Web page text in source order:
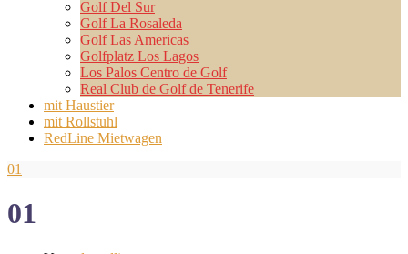
Golf Del Sur
Golf La Rosaleda
Golf Las Americas
Golfplatz Los Lagos
Los Palos Centro de Golf
Real Club de Golf de Tenerife
mit Haustier
mit Rollstuhl
RedLine Mietwagen
01
01